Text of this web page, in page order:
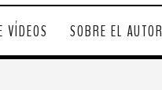
VÍDEOS SOBRE EL AUTOR